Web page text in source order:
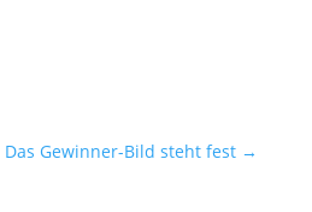
Das Gewinner-Bild steht fest →